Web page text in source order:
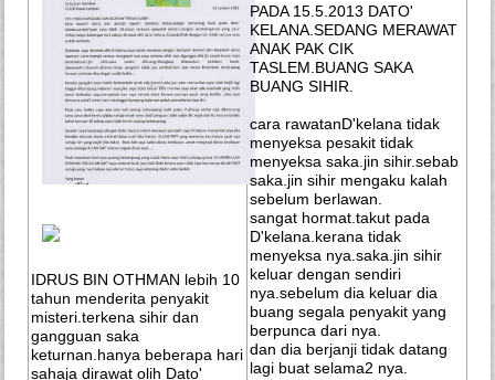
IDRUS BIN OTHMAN lebih 10
tahun menderita penyakit
misteri.terkena sihir dan
gangguan saka
keturnan.hanya beberapa hari
sahaja dirawat olih Dato'
PADA 15.5.2013 DATO'
KELANA.SEDANG MERAWAT
ANAK PAK CIK
TASLEM.BUANG SAKA
BUANG SIHIR.
cara rawatanD'kelana tidak
menyeksa pesakit tidak
menyeksa saka.jin sihir.sebab
saka.jin sihir mengaku kalah
sebelum berlawan.
sangat hormat.takut pada
D'kelana.kerana tidak
menyeksa nya.saka.jin sihir
keluar dengan sendiri
nya.sebelum dia keluar dia
buang segala penyakit yang
berpunca dari nya.
dan dia berjanji tidak datang
lagi buat selama2 nya.